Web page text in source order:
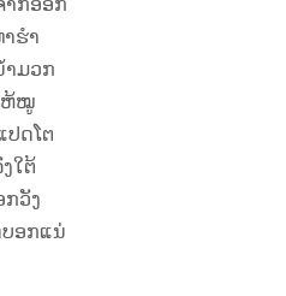
ກອອກ
ຮຳ
ມວກ
ຫ້ໝູ
ດໂຕ
ໃຕ້
ວັງ
ອກແນ່